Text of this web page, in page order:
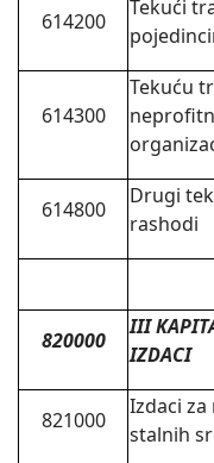
614200
Tekući
614300
Tekuću
614800
Drugi
rashodi
820000
III
IZDACI
821000
Izdaci za
stalnih